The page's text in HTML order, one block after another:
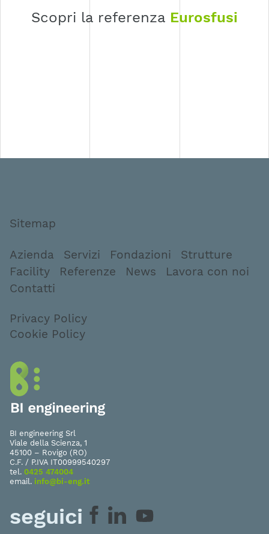
Scopri la referenza Eurosfusi
BI engineering Srl
Viale della Scienza, 1
45100 – Rovigo (RO)
C.F. / P.IVA IT00999540297
tel. 0425 474004
email. info@bi-eng.it
seguici
Sitemap
Azienda Servizi Fondazioni
Strutture
Facility
Referenze News
Lavora con noi
Contatti
Privacy Policy
Cookie Policy